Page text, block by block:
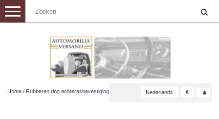
Toggle
navigation
Home / Rubberen ring achterasbevestiging Nederlands €